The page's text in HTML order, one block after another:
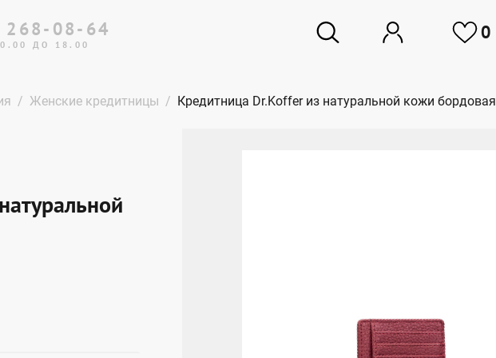
268-08-64
ДО 18.00
0
Женские кредитницы Кредитница Dr.Koffer из натуральной кожи бордовая